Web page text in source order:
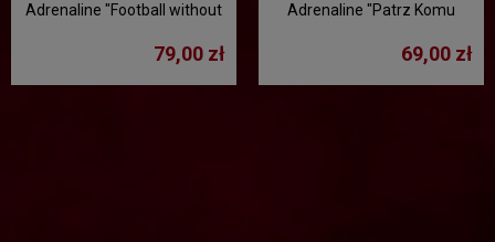
Adrenaline "Football without
79,00 zł
Adrenaline "Patrz Komu
69,00 zł